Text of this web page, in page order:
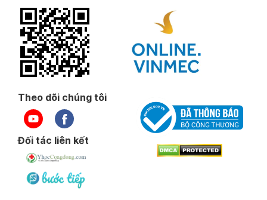
Theo dõi chúng tôi
Đối tác liên kết